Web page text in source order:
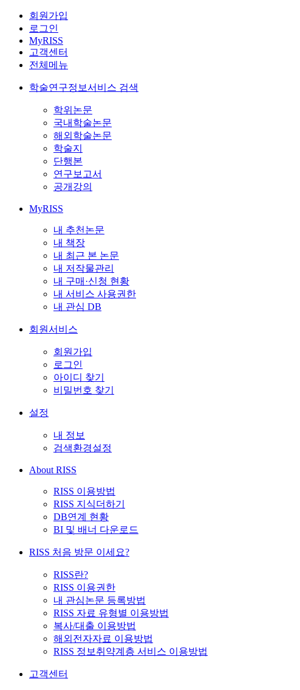
회원가입
로그인
MyRISS
고객센터
전체메뉴
학술연구정보서비스 검색
학위논문
국내학술논문
해외학술논문
학술지
단행본
연구보고서
공개강의
MyRISS
내 추천논문
내 책장
내 최근 본 논문
내 저작물관리
내 구매·신청 현황
내 서비스 사용권한
내 관심 DB
회원서비스
회원가입
로그인
아이디 찾기
비밀번호 찾기
설정
내 정보
검색환경설정
About RISS
RISS 이용방법
RISS 지식더하기
DB연계 현황
BI 및 배너 다운로드
RISS 처음 방문 이세요?
RISS란?
RISS 이용권한
내 관심논문 등록방법
RISS 자료 유형별 이용방법
복사/대출 이용방법
해외전자자료 이용방법
RISS 정보취약계층 서비스 이용방법
고객센터